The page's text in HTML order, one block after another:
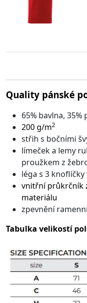
Quality pánské
65% bavlna, 35%
200 g/m2
střih s bočními
límeček a lemy
proužkem z
léga s 3
vnitřní průkrčník
materiálu
zpevnění
Tabulka velikostí